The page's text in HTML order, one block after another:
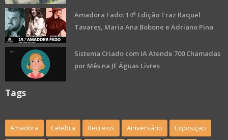
Amadora Fado: 14ª Edição Traz Raquel
Tavares, Maria Ana Bobone e Adriano Pina
Sistema Criado com IA Atende 700 Chamadas
por Mês na JF Águas Livres
Tags
Amadora Celebra Recreios Aniversário Exposição